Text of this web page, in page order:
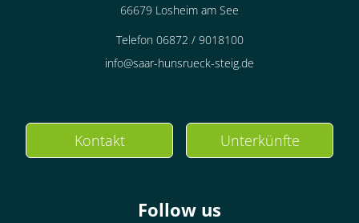
66679 Losheim am See
Telefon 06872 / 9018100
info@saar-hunsrueck-steig.de
Kontakt Unterkünfte
Follow us